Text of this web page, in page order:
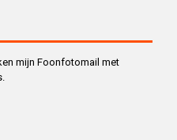
mijn Foonfotomail met